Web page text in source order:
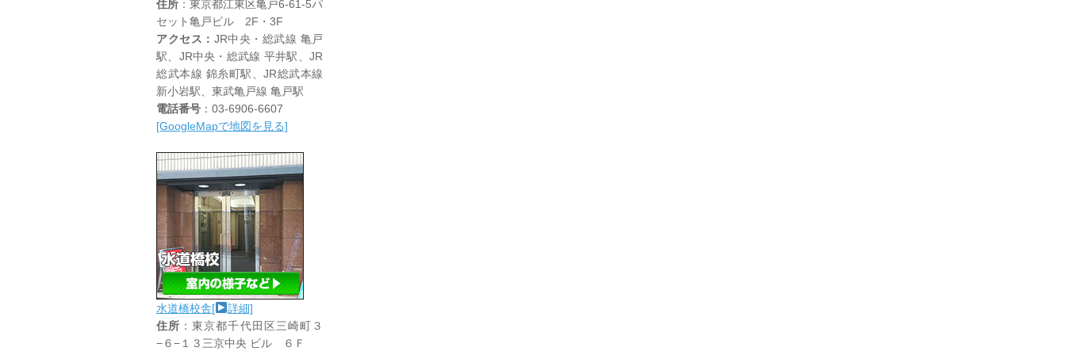
住所 ：東京都江東区亀戸6-61-5パ
セット亀戸ビル 2F・3F
アクセス： JR中央・総武線 亀戸
駅、JR中央・総武線 平井駅、JR
総武本線 錦糸町駅、JR総武本線
新小岩駅、東武亀戸線 亀戸駅
電話番号 ：03-6906-6607
[GoogleMapで地図を見る]
水道橋校舎[
詳細]
住所 ：東京都千代田区三崎町３
−６−１３三京中央 ビル ６Ｆ